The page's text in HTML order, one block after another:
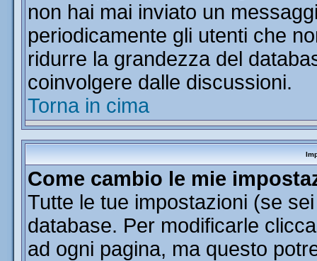
non hai mai inviato un
periodicamente gli utenti che
ridurre la grandezza del
coinvolgere dalle discussioni.
Torna in cima
Come cambio le mie
Tutte le tue impostazioni (se
database. Per modificarle
ad ogni pagina, ma questo